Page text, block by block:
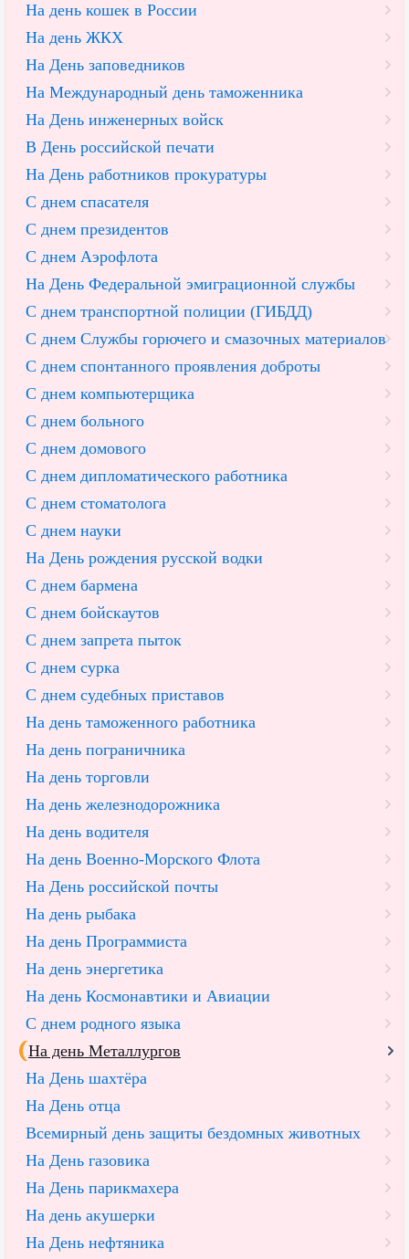
На день кошек в России
На день ЖКХ
На День заповедников
На Международный день таможенника
На День инженерных войск
В День российской печати
На День работников прокуратуры
С днем спасателя
С днем президентов
С днем Аэрофлота
На День Федеральной эмиграционной службы
С днем транспортной полиции (ГИБДД)
С днем Службы горючего и смазочных материалов
С днем спонтанного проявления доброты
С днем компьютерщика
С днем больного
С днем домового
С днем дипломатического работника
С днем стоматолога
С днем науки
На День рождения русской водки
С днем бармена
С днем бойскаутов
С днем запрета пыток
С днем сурка
С днем судебных приставов
На день таможенного работника
На день пограничника
На день торговли
На день железнодорожника
На день водителя
На день Военно-Морского Флота
На День российской почты
На день рыбака
На день Программиста
На день энергетика
На день Космонавтики и Авиации
С днем родного языка
На день Металлургов
На День шахтёра
На День отца
Всемирный день защиты бездомных животных
На День газовика
На День парикмахера
На день акушерки
На День нефтяника